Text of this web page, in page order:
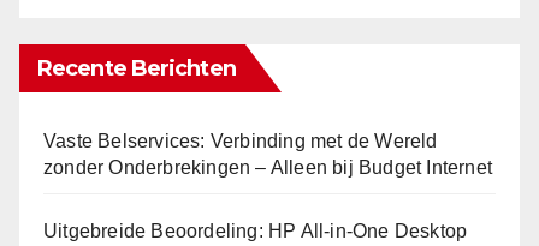
Recente Berichten
Vaste Belservices: Verbinding met de Wereld
zonder Onderbrekingen – Alleen bij Budget Internet
Uitgebreide Beoordeling: HP All-in-One Desktop